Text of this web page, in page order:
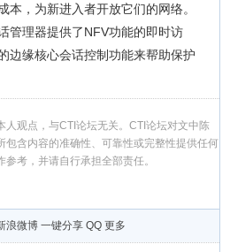
本，为新进入者开放它们的网络。
管理器提供了NFV功能的即时访
边缘核心会话控制功能来帮助保护
人观点，与CTI论坛无关。CTI论坛对文中陈
包含内容的准确性、可靠性或完整性提供任何
考，并请自行承担全部责任。
浪微博 一键分享 QQ 更多